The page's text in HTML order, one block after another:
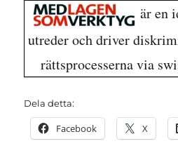
är en
utreder och driver
rättsprocesserna via
Dela detta:
Facebook X